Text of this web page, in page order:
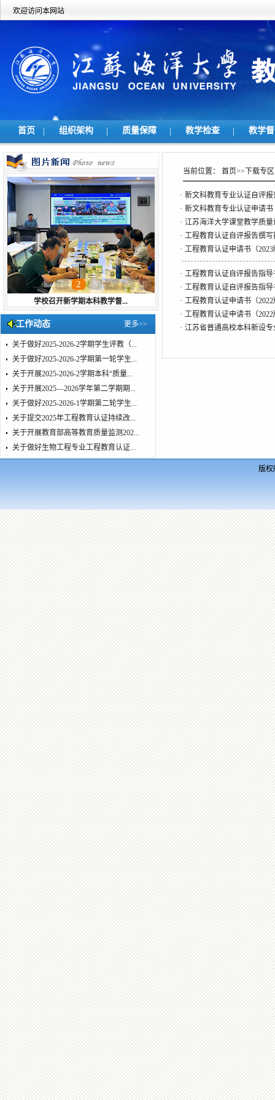
欢迎访问本网站
首页 | 组织架构 | 质量保障 | 教学检查 | 教学
1 2 3 4 5 6
我校开展本科教学督导与青...
工作动态 更多>>
关于做好2025-2026-2学期学生评教（...
关于做好2025-2026-2学期第一轮学生...
关于开展2025-2026-2学期本科“质量...
关于开展2025—2026学年第二学期期...
关于做好2025-2026-1学期第二轮学生...
关于提交2025年工程教育认证持续改...
关于开展教育部高等教育质量监测202...
关于做好生物工程专业工程教育认证...
当前位置： 首页>> 下载专区
· 新文科教育专业认证自评
· 新文科教育专业认证申请书
· 江苏海洋大学课堂教学质量
· 工程教育认证自评报告撰写
· 工程教育认证申请书（2023
· 工程教育认证自评报告指导
· 工程教育认证自评报告指导
· 工程教育认证申请书（
· 工程教育认证申请书（2022
· 江苏省普通高校本科新设
版权